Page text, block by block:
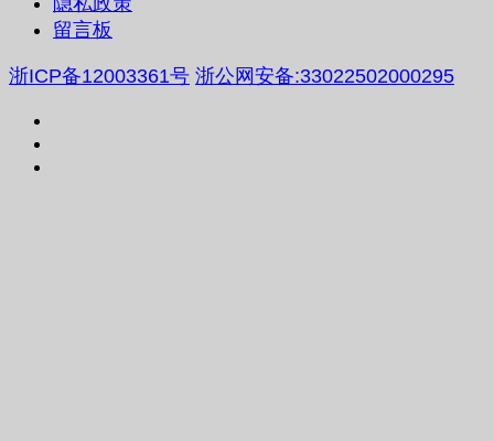
留言板
浙ICP备12003361号 浙公网安备:33022502000295